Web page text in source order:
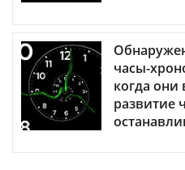
часы-
когда они
развитие